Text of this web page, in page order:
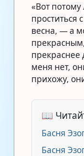
«Вот
проститься
весна, — а
прекраснее
меня нет,
прихожу,
📖
Басня
Басня